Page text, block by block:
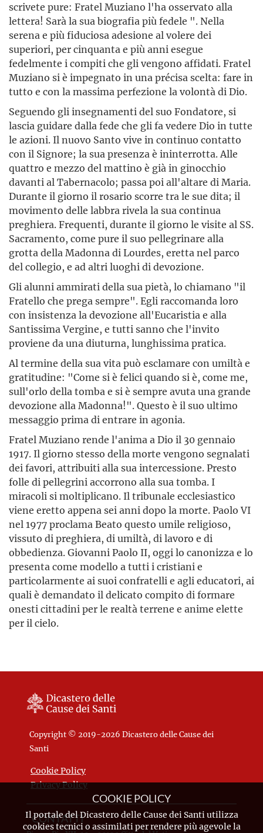
scrivete pure: Fratel Muziano l'ha osservato alla
lettera! Sarà la sua biografia più fedele ". Nella
serena e più fiduciosa adesione al volere dei
superiori, per cinquanta e più anni esegue
fedelmente i compiti che gli vengono affidati. Fratel
Muziano si è impegnato in una précisa scelta: fare in
tutto e con la massima perfezione la volontà di Dio.
Seguendo gli insegnamenti del suo Fondatore, si
lascia guidare dalla fede che gli fa vedere Dio in tutte
le azioni. Il nuovo Santo vive in continuo contatto
con il Signore; la sua presenza è ininterrotta. Alle
quattro e mezzo del mattino è già in ginocchio
davanti al Tabernacolo; passa poi all'altare di Maria.
Durante il giorno il rosario scorre tra le sue dita; il
movimento delle labbra rivela la sua continua
preghiera. Frequenti, durante il giorno le visite al SS.
Sacramento, come pure il suo pellegrinare alla
grotta della Madonna di Lourdes, eretta nel parco
del collegio, e ad altri luoghi di devozione.
Gli alunni ammirati della sua pietà, lo chiamano "il
Fratello che prega sempre". Egli raccomanda loro
con insistenza la devozione all'Eucaristia e alla
Santissima Vergine, e tutti sanno che l'invito
proviene da una diuturna, lunghissima pratica.
Al termine della sua vita può esclamare con umiltà e
gratitudine: "Come si è felici quando si è, come me,
sull'orlo della tomba e si è sempre avuta una grande
devozione alla Madonna!". Questo è il suo ultimo
messaggio prima di entrare in agonia.
Fratel Muziano rende l'anima a Dio il 30 gennaio
1917. Il giorno stesso della morte vengono segnalati
dei favori, attribuiti alla sua intercessione. Presto
folle di pellegrini accorrono alla sua tomba. I
miracoli si moltiplicano. Il tribunale ecclesiastico
viene eretto appena sei anni dopo la morte. Paolo VI
nel 1977 proclama Beato questo umile religioso,
vissuto di preghiera, di umiltà, di lavoro e di
obbedienza. Giovanni Paolo II, oggi lo canonizza e lo
presenta come modello a tutti i cristiani e
particolarmente ai suoi confratelli e agli educatori, ai
quali è demandato il delicato compito di formare
onesti cittadini per le realtà terrene e anime elette
per il cielo.
Copyright © 2019-2026 Dicastero delle Cause dei
Santi
Cookie Policy
Privacy Policy
CONTATTI
COOKIE POLICY
Il portale del Dicastero delle Cause dei Santi utilizza
cookies tecnici o assimilati per rendere più agevole la